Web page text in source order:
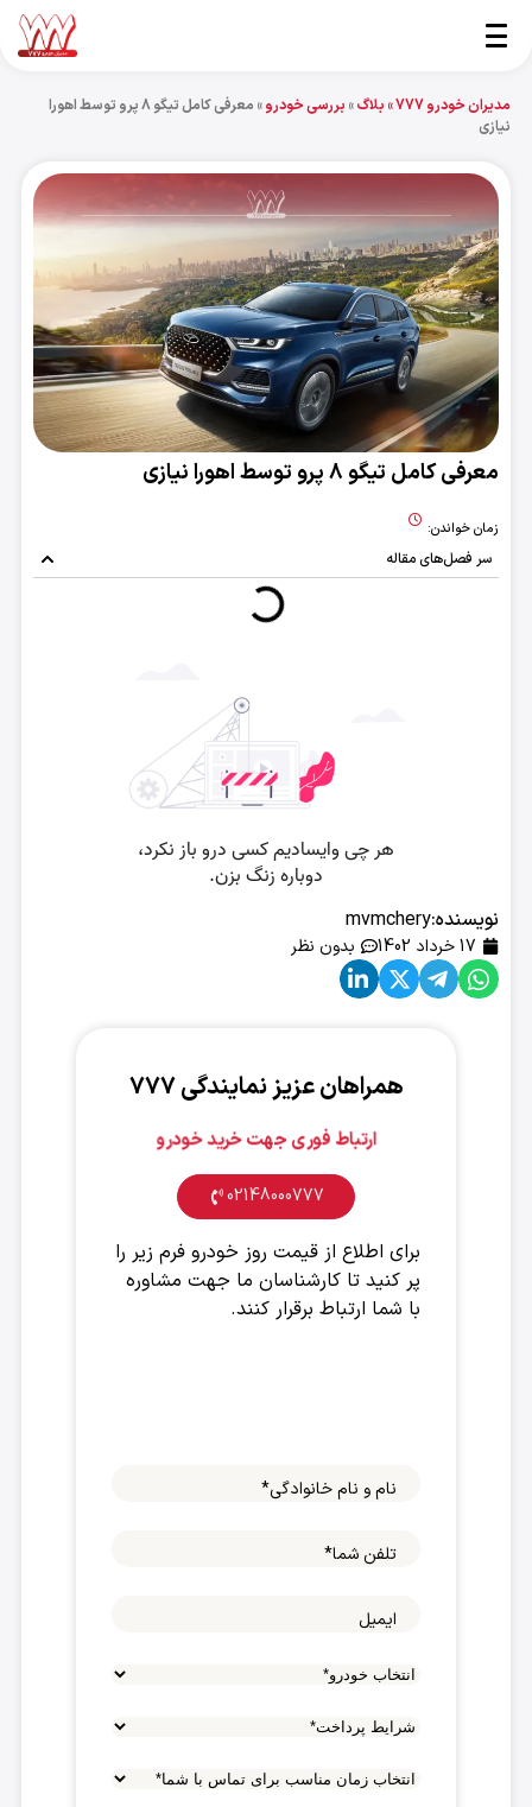
مدیران خودرو 777 » بلاگ» بررسی خودرو»
معرفی کامل تیگو 8 پرو توسط اهورا
نیازی
معرفی کامل تیگو 8 پرو توسط اهورا نیازی
زمان خواندن:
سر فصل‌های مقاله
نویسنده:mvmchery
17 خرداد 1402 بدون نظر
همراهان عزیز نمایندگی ۷۷۷
ارتباط فوری جهت خرید خودرو
02148000777
برای اطلاع از قیمت روز خودرو فرم زیر را
پر کنید تا کارشناسان ما جهت مشاوره
با شما ارتباط برقرار کنند.
نام و نام خانوادگی*
تلفن شما*
ایمیل
شرایط
پرداخت
انتخاب